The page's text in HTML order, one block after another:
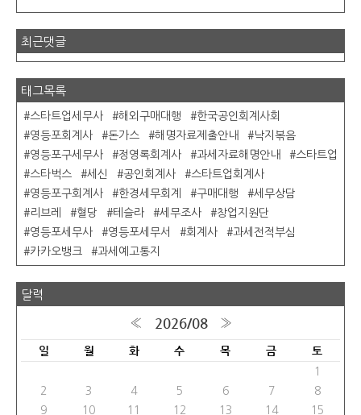
최근댓글
태그목록
스타트업세무사 해외구매대행
한국공인회계사회
영등포회계사
돈가스 해명자료제출안내
낙지볶음
영등포구세무사
정영록회계사 과세자료해명안내
스타트업
스타벅스
세신 공인회계사
스타트업회계사
영등포구회계사
한경세무회계 구매대행
세무상담
리브레
혈당 테슬라 세무조사
창업지원단
영등포세무사
영등포세무서 회계사
과세전적부심
카카오뱅크
과세예고통지
달력
« 2026/08 »
일 월 화 수 목 금 토
1
2
3 4 5 6 7
8
9
10 11 12 13 14 15